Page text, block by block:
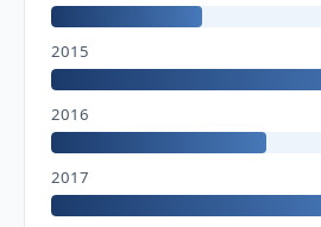
2015
2016
2017